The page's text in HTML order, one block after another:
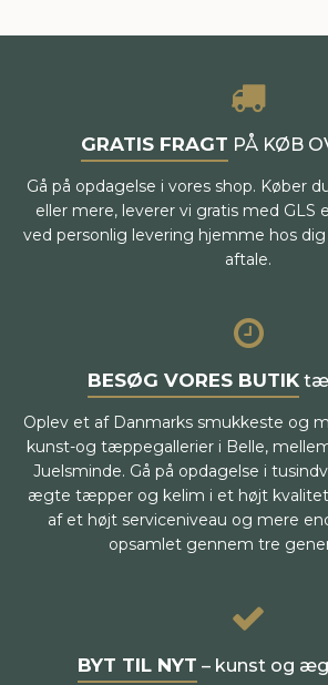
GRATIS FRAGT PÅ KØB
Gå på opdagelse i vores shop. Køber
eller mere, leverer vi gratis med GLS
ved personlig levering hjemme hos
aftale.
BESØG VORES BUTIKtæt
Oplev et af Danmarks smukkeste og
kunst-og tæppegallerier i Belle,
Juelsminde. Gå på opdagelse i
ægte tæpper og kelim i et højt
af et højt serviceniveau og mere
opsamlet gennem tre
BYT TIL NYT – kunst og